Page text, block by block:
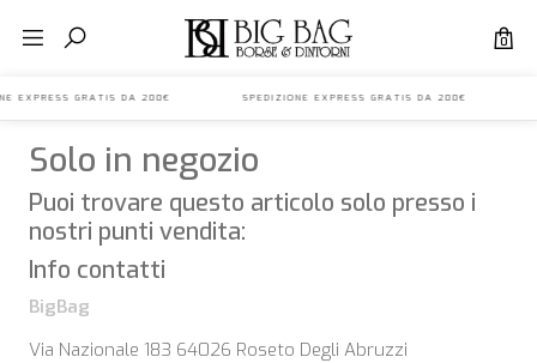
0
EXPRESS GRATIS DA 200€ SPEDIZIONE EXPRESS GRATIS DA
Solo in negozio
Puoi trovare questo articolo solo presso i
nostri punti vendita:
Info contatti
BigBag
Via Nazionale 183 64026 Roseto Degli Abruzzi